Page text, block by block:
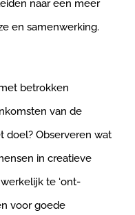
naar een meer
en samenwerking.
betrokken
van de
doel? Observeren wat
in creatieve
te ‘ont-
voor goede